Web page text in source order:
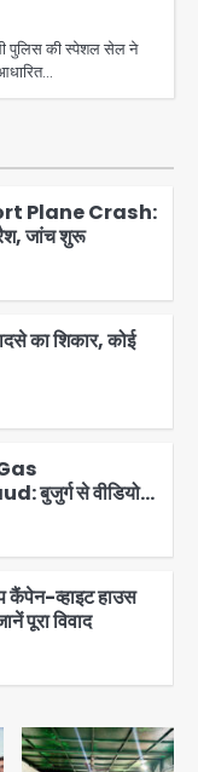
पुलिस की स्पेशल सेल ने
flight:
Plane Crash:
जांच शुरू
का शिकार, कोई
बुजुर्ग से वीडियो
फ्रॉड
व्हाइट हाउस
पूरा विवाद
Delhi flight:
17 घायल;